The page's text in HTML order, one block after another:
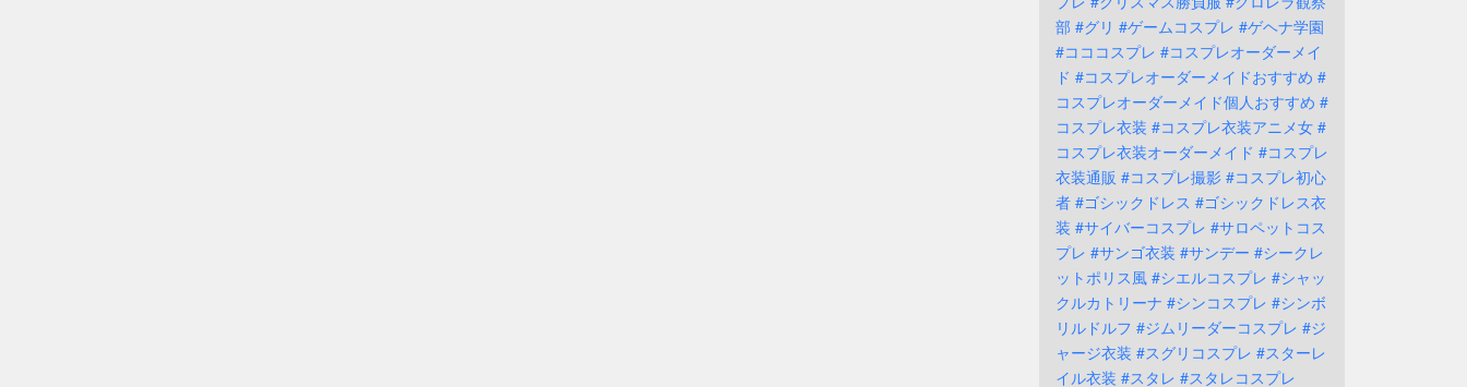
部 #グリ #ゲームコスプレ #ゲヘナ学園
#コココスプレ #コスプレオーダーメイ
ド #コスプレオーダーメイドおすすめ #
コスプレオーダーメイド個人おすすめ #
コスプレ衣装 #コスプレ衣装アニメ女 #
コスプレ衣装オーダーメイド #コスプレ
衣装通販 #コスプレ撮影 #コスプレ初心
者 #ゴシックドレス #ゴシックドレス衣
装 #サイバーコスプレ #サロペットコス
プレ #サンゴ衣装 #サンデー #シークレ
ットポリス風 #シエルコスプレ #シャッ
クルカトリーナ #シンコスプレ #シンボ
リルドルフ #ジムリーダーコスプレ #ジ
ャージ衣装 #スグリコスプレ #スターレ
イル衣装 #スタレ #スタレコスプレ